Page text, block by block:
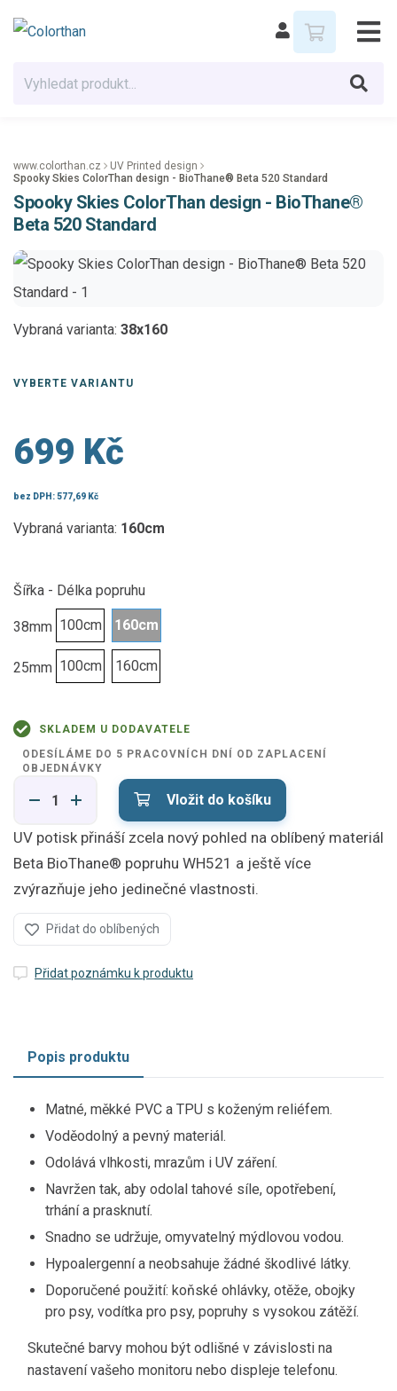
www.colorthan.cz
UV Printed design
Spooky Skies ColorThan design - BioThane® Beta 520 Standard
Spooky Skies ColorThan design - BioThane®
Beta 520 Standard
Vybraná varianta: 38x160
VYBERTE VARIANTU
UV potisk přináší zcela nový pohled na oblíbený materiál
Beta BioThane® popruhu WH521 a ještě více
zvýrazňuje jeho jedinečné vlastnosti.
699 Kč
bez DPH:577,69 Kč
Vybraná varianta: 160cm
Šířka - Délka popruhu
38mm 100cm 160cm
25mm 100cm 160cm
Vložit do košíku
Přidat do oblíbených
Přidat poznámku k produktu
SKLADEM U DODAVATELE
ODESÍLÁME DO 5 PRACOVNÍCH DNÍ OD ZAPLACENÍ
OBJEDNÁVKY
Popis produktu
Matné, měkké PVC a TPU s koženým reliéfem.
Voděodolný a pevný materiál.
Odolává vlhkosti, mrazům i UV záření.
Navržen tak, aby odolal tahové síle, opotřebení,
trhání a prasknutí.
Snadno se udržuje, omyvatelný mýdlovou vodou.
Hypoalergenní a neobsahuje žádné škodlivé látky.
Doporučené použití: koňské ohlávky, otěže, obojky
pro psy, vodítka pro psy, popruhy s vysokou zátěží.
Skutečné barvy mohou být odlišné v závislosti na
nastavení vašeho monitoru nebo displeje telefonu.